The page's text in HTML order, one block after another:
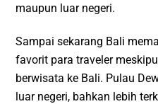
maupun luar negeri.
Sampai sekarang Bali
favorit para traveler
berwisata ke Bali. Pulau
luar negeri, bahkan lebih